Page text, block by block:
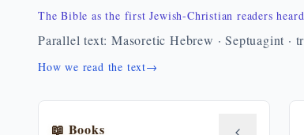
The Bible as the first Jewish-Christian readers
Parallel text: Masoretic Hebrew · Septuagint ·
How we read the text→
📖 Books